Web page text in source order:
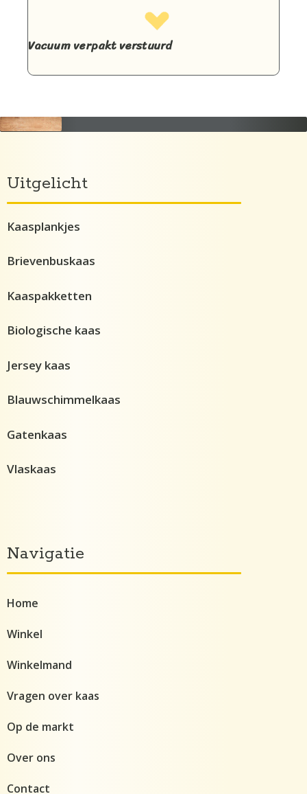
Vacuum verpakt verstuurd
Navigatie
Home
Winkel
Winkelmand
Vragen over kaas
Op de markt
Over ons
Contact
Uitgelicht
Kaasplankjes
Brievenbuskaas
Kaaspakketten
Biologische kaas
Jersey kaas
Blauwschimmelkaas
Gatenkaas
Vlaskaas